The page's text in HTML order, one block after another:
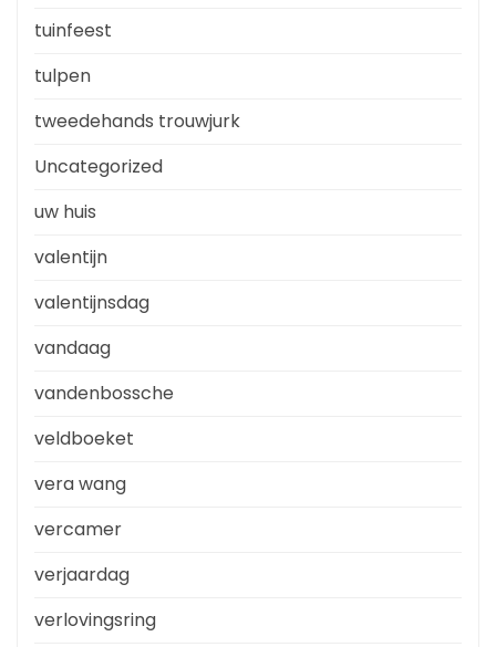
tuinfeest
tulpen
tweedehands trouwjurk
Uncategorized
uw huis
valentijn
valentijnsdag
vandaag
vandenbossche
veldboeket
vera wang
vercamer
verjaardag
verlovingsring